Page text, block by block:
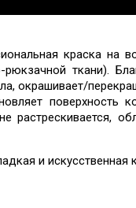
краска на
рюкзачной ткани).
окрашивает/
поверхность
растрескивается,
и искусственная